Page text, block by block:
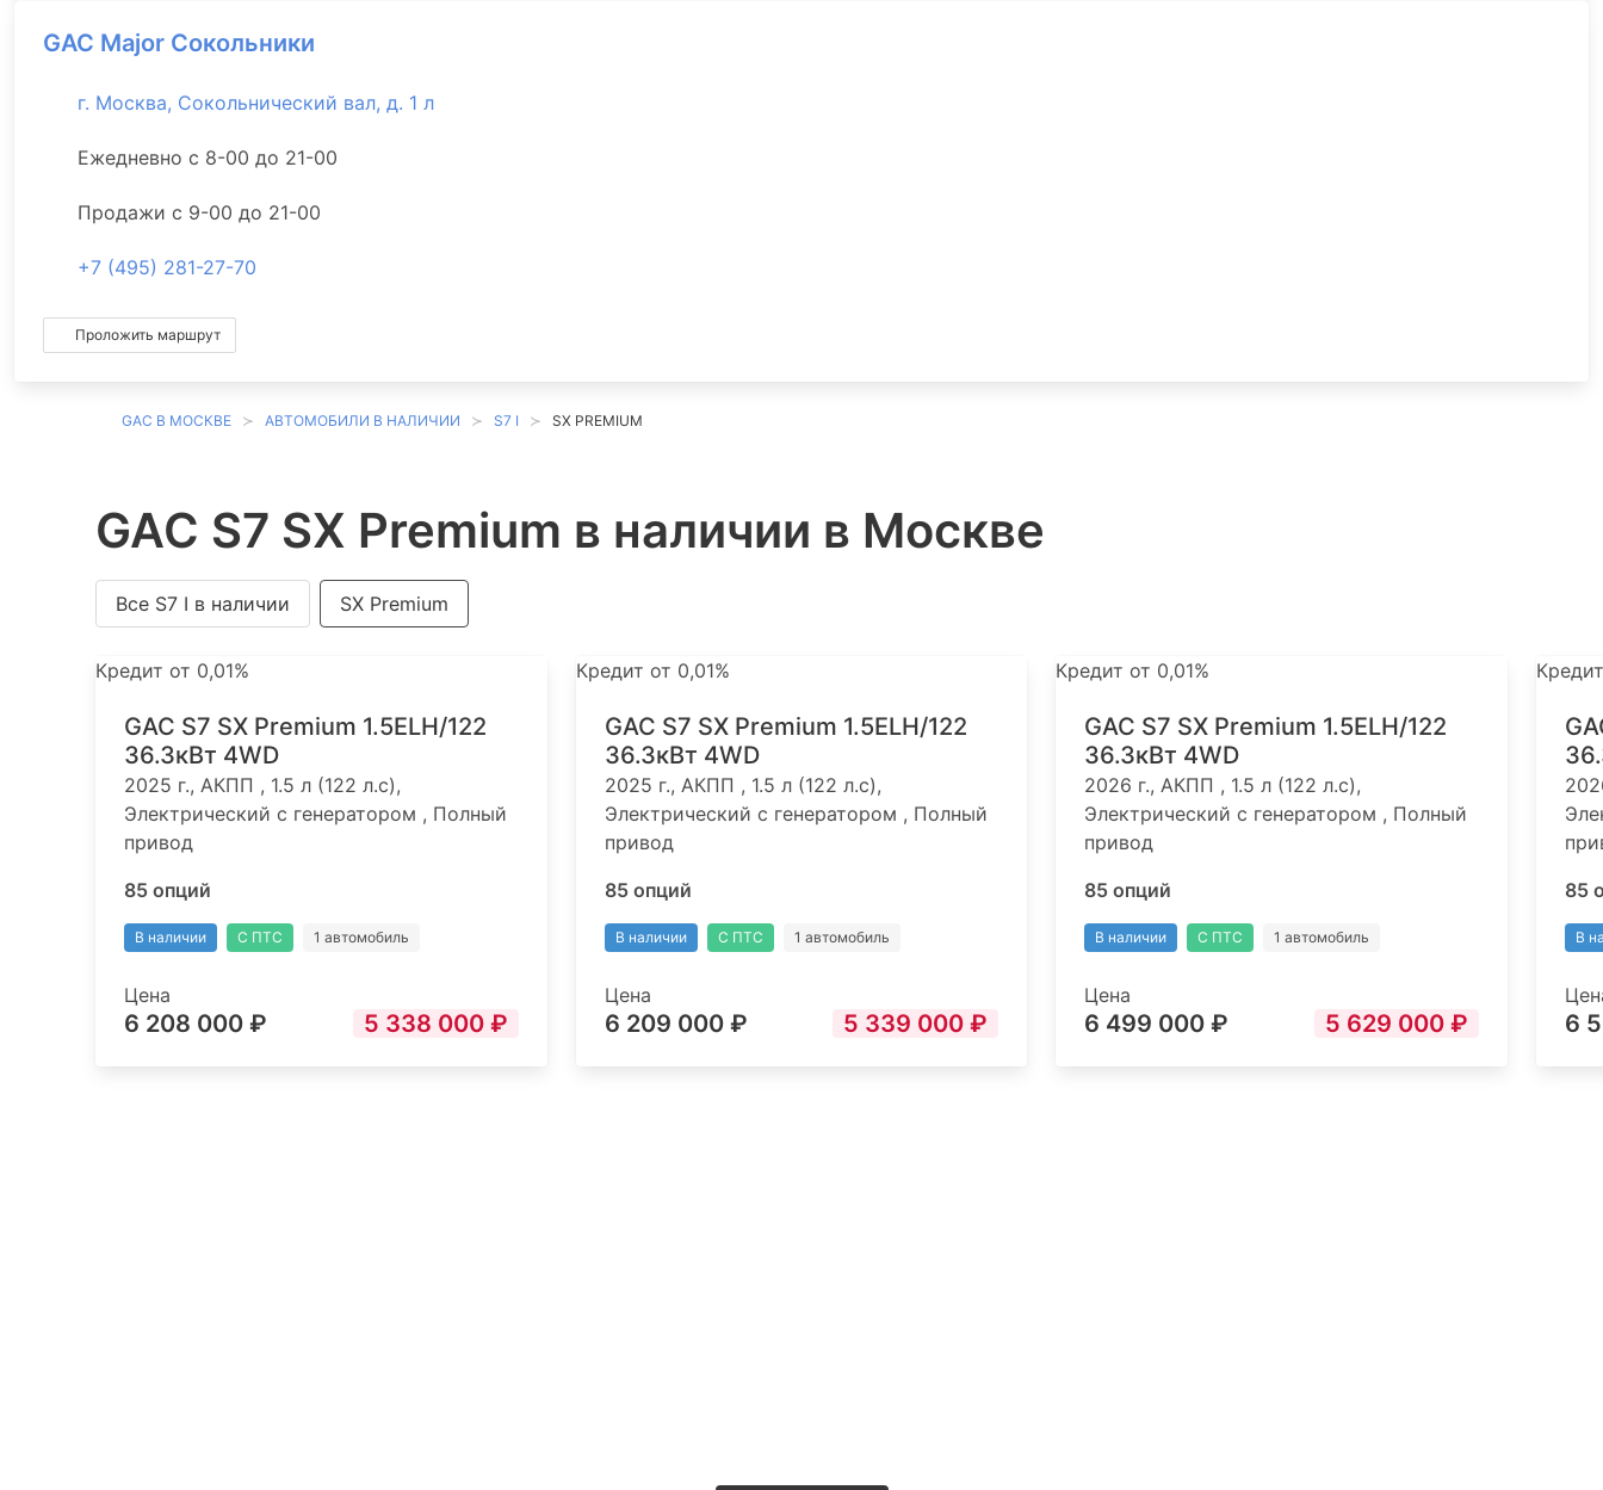
GAC Major Сокольники
г. Москва, Сокольнический вал, д. 1 л
Ежедневно с 8-00 до 21-00
Продажи с 9-00 до 21-00
+7 (495) 281-27-70
Проложить маршрут
GAC В МОСКВЕ АВТОМОБИЛИ В НАЛИЧИИ S7 I SX PREMIUM
GAC S7 SX Premium в наличии в Москве
Все S7 I в наличии SX Premium
Кредит от 0,01%
GAC S7 SX Premium 1.5ELH/122
36.3кВт 4WD
2025 г., АКПП , 1.5 л (122 л.с),
Электрический с генератором , Полный
привод
85 опций
В наличии С ПТС 1 автомобиль
Цена
6 208 000 ₽ 5 338 000 ₽
Кредит от 0,01%
GAC S7 SX Premium 1.5ELH/122
36.3кВт 4WD
2025 г., АКПП , 1.5 л (122 л.с),
Электрический с генератором , Полный
привод
85 опций
В наличии С ПТС 1 автомобиль
Цена
6 209 000 ₽ 5 339 000 ₽
Кредит от 0,01%
GAC S7 SX Premium 1.5ELH/122
36.3кВт 4WD
2026 г., АКПП , 1.5 л (122 л.с),
Электрический с генератором , Полный
привод
85 опций
В наличии С ПТС 1 автомобиль
Цена
6 499 000 ₽ 5 629 000 ₽
85
В
6